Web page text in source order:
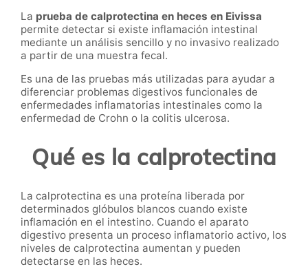
La prueba de calprotectina en heces en Eivissa
permite detectar si existe inflamación intestinal
mediante un análisis sencillo y no invasivo realizado
a partir de una muestra fecal.
Es una de las pruebas más utilizadas para ayudar a
diferenciar problemas digestivos funcionales de
enfermedades inflamatorias intestinales como la
enfermedad de Crohn o la colitis ulcerosa.
Qué es la calprotectina
La calprotectina es una proteína liberada por
determinados glóbulos blancos cuando existe
inflamación en el intestino. Cuando el aparato
digestivo presenta un proceso inflamatorio activo, los
niveles de calprotectina aumentan y pueden
detectarse en las heces.